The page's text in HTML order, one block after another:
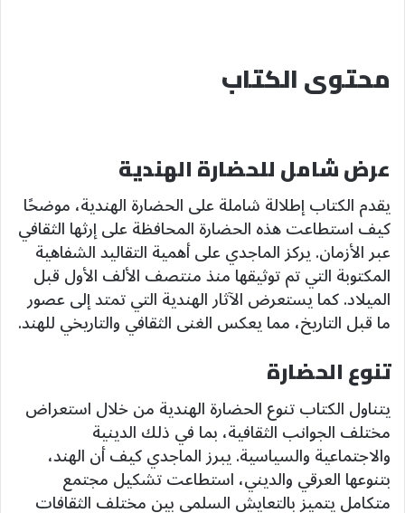
محتوى الكتاب
عرض شامل للحضارة الهندية
يقدم الكتاب إطلالة شاملة على الحضارة الهندية، موضحًا
كيف استطاعت هذه الحضارة المحافظة على إرثها الثقافي
عبر الأزمان. يركز الماجدي على أهمية التقاليد الشفاهية
المكتوبة التي تم توثيقها منذ منتصف الألف الأول قبل
الميلاد. كما يستعرض الآثار الهندية التي تمتد إلى عصور
ما قبل التاريخ، مما يعكس الغنى الثقافي والتاريخي للهند.
تنوع الحضارة
يتناول الكتاب تنوع الحضارة الهندية من خلال استعراض
مختلف الجوانب الثقافية، بما في ذلك الدينية
والاجتماعية والسياسية. يبرز الماجدي كيف أن الهند،
بتنوعها العرقي والديني، استطاعت تشكيل مجتمع
متكامل يتميز بالتعايش السلمي بين مختلف الثقافات